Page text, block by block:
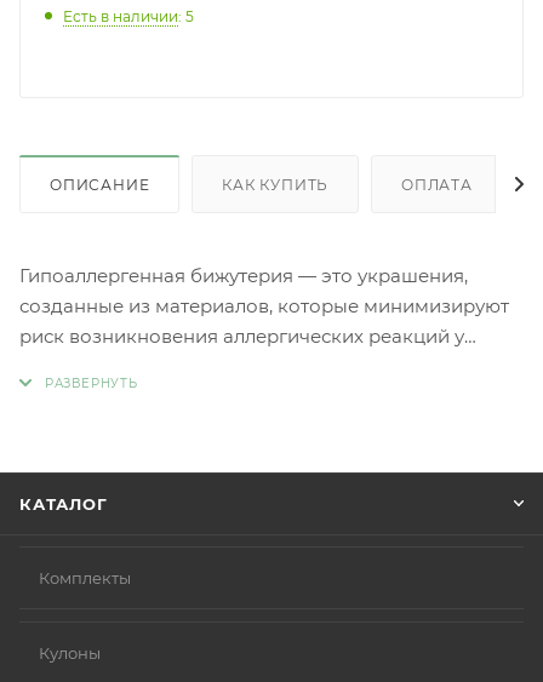
Есть в наличии: 5
ОПИСАНИЕ КАК КУПИТЬ ОПЛАТА
Гипоаллергенная бижутерия — это украшения,
созданные из материалов, которые минимизируют
риск возникновения аллергических реакций у
гипоаллергенной бижутерии используются
Нержавеющая сталь.
в сплаве может вызывать реакцию).
КАТАЛОГ
Комплекты
Кулоны